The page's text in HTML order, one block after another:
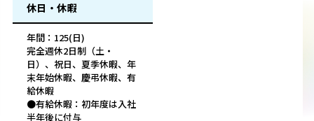
休日・休暇
年間：125(日)
完全週休2日制（土・
日）、祝日、夏季休暇、年
末年始休暇、慶弔休暇、有
給休暇
●有給休暇：初年度は入社
半年後に付与